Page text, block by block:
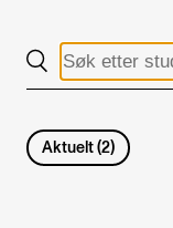
Alle studier
Master
Aktuelt (2)